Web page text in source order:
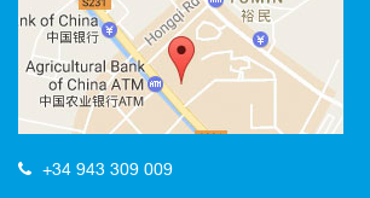
+34 943 309 009